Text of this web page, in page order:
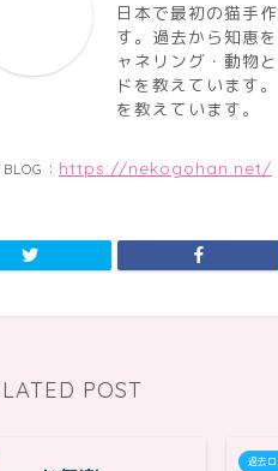
日本で最初の猫手
す。過去から知恵
ャネリング・動物
ドを教えています
を教えています。
BLOG： https://nekogohan.net/
POST
過去